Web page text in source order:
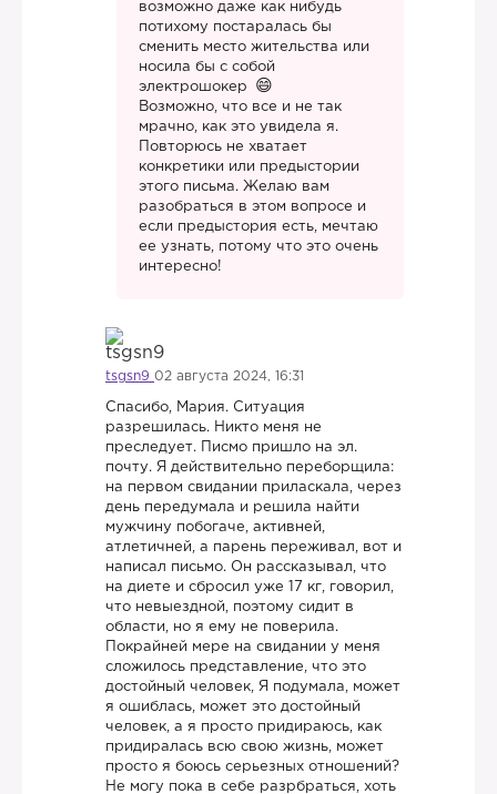
возможно даже как нибудь
потихому постаралась бы
сменить место жительства или
носила бы с собой
электрошокер
Возможно, что все и не так
мрачно, как это увидела я.
Повторюсь не хватает
конкретики или предыстории
этого письма. Желаю вам
разобраться в этом вопросе и
если предыстория есть, мечтаю
ее узнать, потому что это очень
интересно!
tsgsn9 02 августа 2024, 16:31
Спасибо, Мария. Ситуация
разрешилась. Никто меня не
преследует. Писмо пришло на эл.
почту. Я действительно переборщила:
на первом свидании приласкала, через
день передумала и решила найти
мужчину побогаче, активней,
атлетичней, а парень переживал, вот и
написал письмо. Он рассказывал, что
на диете и сбросил уже 17 кг, говорил,
что невыездной, поэтому сидит в
области, но я ему не поверила.
Покрайней мере на свидании у меня
сложилось представление, что это
достойный человек, Я подумала, может
я ошиблась, может это достойный
человек, а я просто придираюсь, как
придиралась всю свою жизнь, может
просто я боюсь серьезных отношений?
Не могу пока в себе разрбраться, хоть